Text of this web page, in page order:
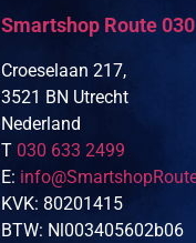
Smartshop Route 030
Croeselaan 217,
3521 BN Utrecht
Nederland
T 030 633 2499
E:
KVK: 80201415
BTW: Nl003405602b06